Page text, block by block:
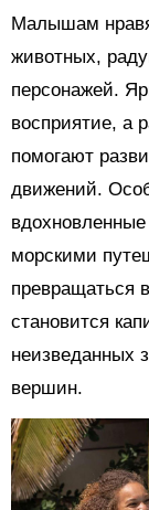
Малышам
животных,
персонажей.
восприятие, а
помогают
движений.
морскими
превращаться
становится
неизведанных
вершин.